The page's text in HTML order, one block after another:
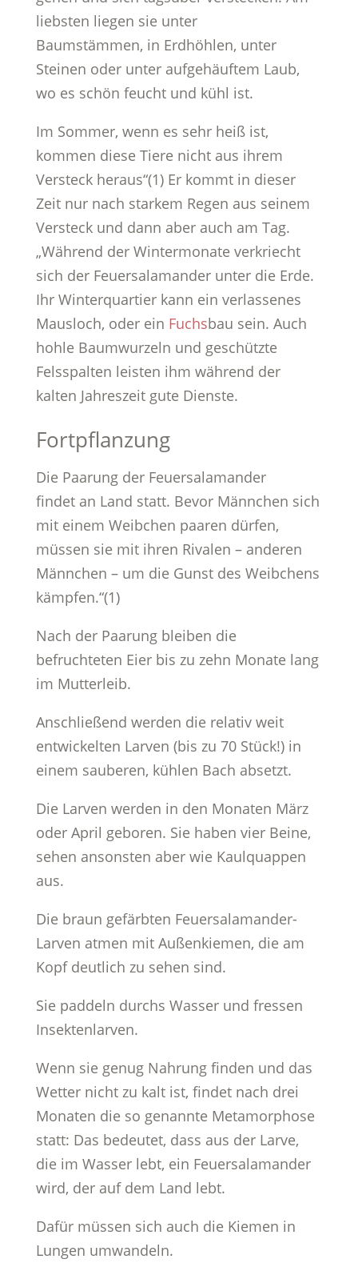
liebsten liegen sie unter
Baumstämmen, in Erdhöhlen, unter
Steinen oder unter aufgehäuftem Laub,
wo es schön feucht und kühl ist.
Im Sommer, wenn es sehr heiß ist,
kommen diese Tiere nicht aus ihrem
Versteck heraus“(1) Er kommt in dieser
Zeit nur nach starkem Regen aus seinem
Versteck und dann aber auch am Tag.
„Während der Wintermonate verkriecht
sich der Feuersalamander unter die Erde.
Ihr Winterquartier kann ein verlassenes
Mausloch, oder ein Fuchsbau sein. Auch
hohle Baumwurzeln und geschützte
Felsspalten leisten ihm während der
kalten Jahreszeit gute Dienste.
Fortpflanzung
Die Paarung der Feuersalamander
findet an Land statt. Bevor Männchen sich
mit einem Weibchen paaren dürfen,
müssen sie mit ihren Rivalen – anderen
Männchen – um die Gunst des Weibchens
kämpfen.“(1)
Nach der Paarung bleiben die
befruchteten Eier bis zu zehn Monate lang
im Mutterleib.
Anschließend werden die relativ weit
entwickelten Larven (bis zu 70 Stück!) in
einem sauberen, kühlen Bach absetzt.
Die Larven werden in den Monaten März
oder April geboren. Sie haben vier Beine,
sehen ansonsten aber wie Kaulquappen
aus.
Die braun gefärbten Feuersalamander-
Larven atmen mit Außenkiemen, die am
Kopf deutlich zu sehen sind.
Sie paddeln durchs Wasser und fressen
Insektenlarven.
Wenn sie genug Nahrung finden und das
Wetter nicht zu kalt ist, findet nach drei
Monaten die so genannte Metamorphose
statt: Das bedeutet, dass aus der Larve,
die im Wasser lebt, ein Feuersalamander
wird, der auf dem Land lebt.
Dafür müssen sich auch die Kiemen in
Lungen umwandeln.